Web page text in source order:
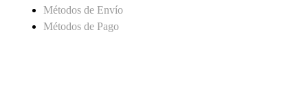
Métodos de Envío
Métodos de Pago